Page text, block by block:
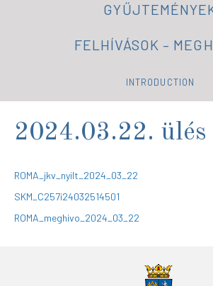
FELHÍVÁSOK –
INTRODUCTION
2024.03.22. ülés
ROMA_jkv_nyilt_2024_03_22
SKM_C257i24032514501
ROMA_meghivo_2024_03_22